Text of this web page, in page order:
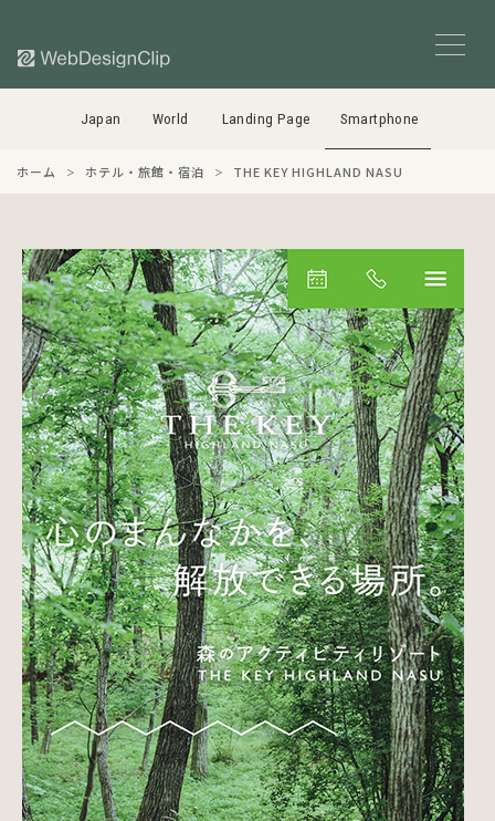
Japan World Landing Page Smartphone
ホーム ホテル・旅館・宿泊 THE KEY HIGHLAND NASU